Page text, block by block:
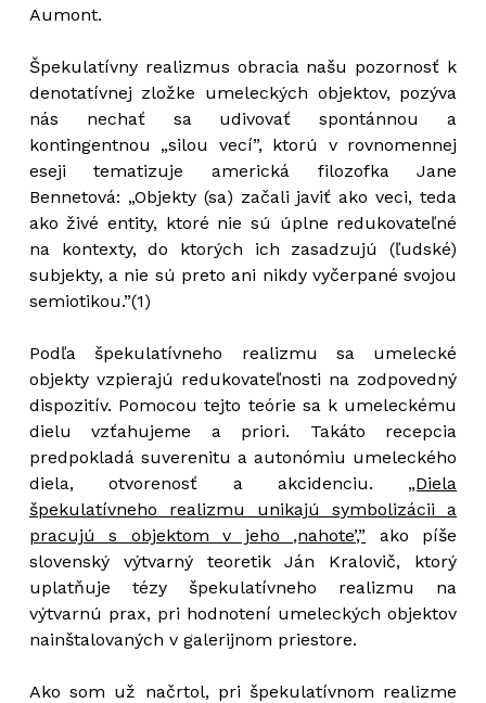
Aumont.
Špekulatívny realizmus obracia našu pozornosť k
denotatívnej zložke umeleckých objektov, pozýva
nás nechať sa udivovať spontánnou a
kontingentnou „silou vecí”, ktorú v rovnomennej
eseji tematizuje americká filozofka Jane
Bennetová: „Objekty (sa) začali javiť ako veci, teda
ako živé entity, ktoré nie sú úplne redukovateľné
na kontexty, do ktorých ich zasadzujú (ľudské)
subjekty, a nie sú preto ani nikdy vyčerpané svojou
semiotikou.”(1)
Podľa špekulatívneho realizmu sa umelecké
objekty vzpierajú redukovateľnosti na zodpovedný
dispozitív. Pomocou tejto teórie sa k umeleckému
dielu vzťahujeme a priori. Takáto recepcia
predpokladá suverenitu a autonómiu umeleckého
diela, otvorenosť a akcidenciu. „Diela
špekulatívneho realizmu unikajú symbolizácii a
pracujú s objektom v jeho ,nahote’,” ako píše
slovenský výtvarný teoretik Ján Kralovič, ktorý
uplatňuje tézy špekulatívneho realizmu na
výtvarnú prax, pri hodnotení umeleckých objektov
nainštalovaných v galerijnom priestore.
Ako som už načrtol, pri špekulatívnom realizme